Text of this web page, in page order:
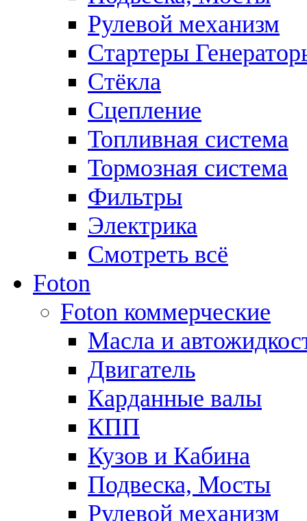
Рулевой механизм
Стартеры
Стёкла
Сцепление
Топливная система
Тормозная система
Фильтры
Электрика
Смотреть всё
Foton
Foton коммерческие
Масла и
Двигатель
Карданные валы
КПП
Кузов и Кабина
Подвеска, Мосты
Рулевой механизм